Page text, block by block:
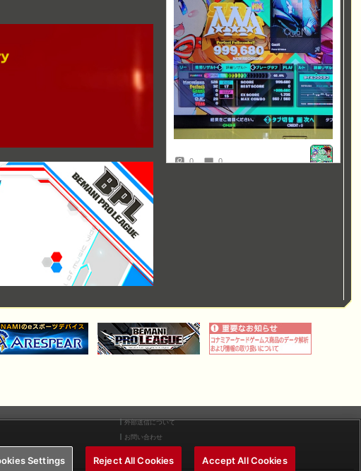
外部送信について
お問い合わせ
Settings Reject All Cookies Accept All Cookies